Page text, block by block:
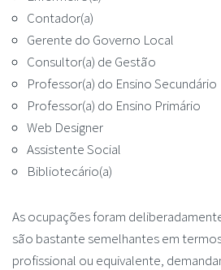
Contador(a)
Gerente do Governo Local
Consultor(a) de Gestão
Professor(a) do Ensino Secundário
Professor(a) do Ensino Primário
Web Designer
Assistente Social
Bibliotecário(a)
As ocupações foram
são bastante semelhantes em
profissional ou equivalente,